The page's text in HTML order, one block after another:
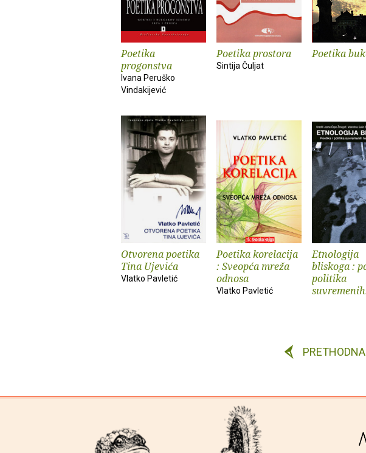
Poetika
progonstva
Ivana Peruško
Vindakijević
Poetika prostora
Sintija Čuljat
Poetika
Otvorena poetika
Tina Ujevića
Vlatko Pavletić
Poetika korelacija
: Sveopća mreža
odnosa
Vlatko Pavletić
Etnologija
bliskoga :
politika
PRETHODNA